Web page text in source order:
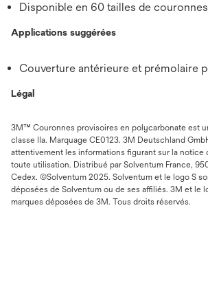
Disponible en 60 tailles de couronnes
Applications suggérées
Couverture antérieure et prémolaire
Légal
3M™ Couronnes provisoires en polycarbonate est
classe IIa. Marquage CE0123. 3M Deutschland
attentivement les informations figurant sur la notice
toute utilisation. Distribué par Solventum France,
Cedex. ©Solventum 2025. Solventum et le logo S
déposées de Solventum ou de ses affiliés. 3M et le
marques déposées de 3M. Tous droits réservés.